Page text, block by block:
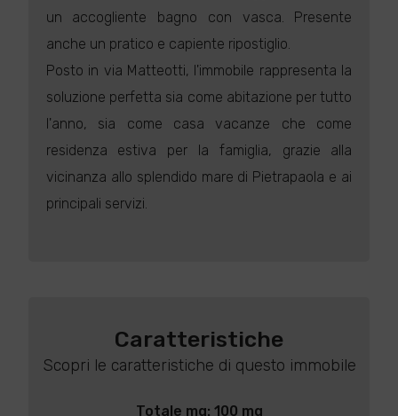
un accogliente bagno con vasca. Presente
anche un pratico e capiente ripostiglio.
Posto in via Matteotti, l'immobile rappresenta la
soluzione perfetta sia come abitazione per tutto
l'anno, sia come casa vacanze che come
residenza estiva per la famiglia, grazie alla
vicinanza allo splendido mare di Pietrapaola e ai
principali servizi.
Caratteristiche
Scopri le caratteristiche di questo immobile
Totale mq: 100 mq